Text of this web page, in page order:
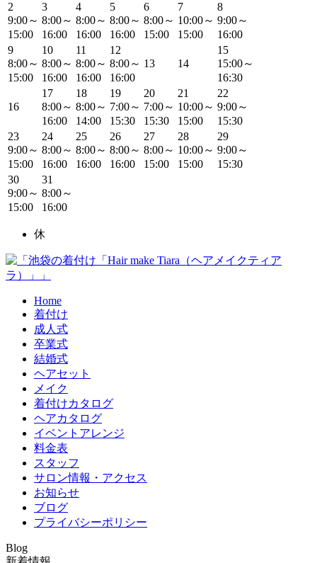
2
9:00～
15:00
3
8:00～
16:00
4
8:00～
16:00
5
8:00～
16:00
6
8:00～
15:00
7
10:00～
15:00
8
9:00～
16:00
9
8:00～
15:00
10
8:00～
16:00
11
8:00～
16:00
12
8:00～
16:00
13 14
15
15:00～
16:30
16
17
8:00～
16:00
18
8:00～
14:00
19
7:00～
15:30
20
7:00～
15:30
21
10:00～
15:00
22
9:00～
15:30
23
9:00～
15:00
24
8:00～
16:00
25
8:00～
16:00
26
8:00～
16:00
27
8:00～
15:00
28
10:00～
15:00
29
9:00～
15:30
30
9:00～
15:00
31
8:00～
16:00
休
Home
着付け
成人式
卒業式
結婚式
ヘアセット
メイク
着付けカタログ
ヘアカタログ
イベントアレンジ
料金表
スタッフ
サロン情報・アクセス
お知らせ
ブログ
プライバシーポリシー
Blog